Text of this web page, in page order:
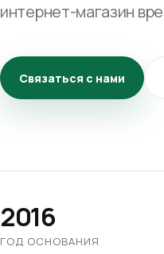
интернет-магазин
Связаться с нами
2016
ГОД ОСНОВАНИЯ